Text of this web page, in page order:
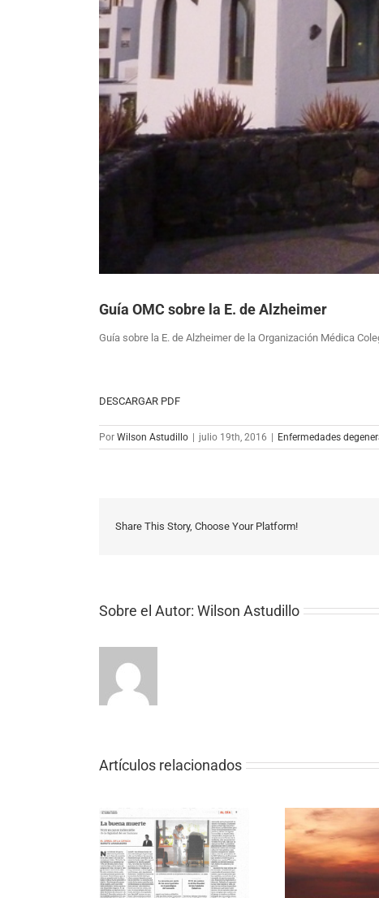
Guía OMC sobre la E. de Alzheimer
Guía sobre la E. de Alzheimer de la Organización Médica
DESCARGAR PDF
Por Wilson Astudillo | julio 19th, 2016 | Enfermedades
Share This Story, Choose Your Platform!
Sobre el Autor: Wilson Astudillo
Artículos relacionados
Bouquin Cancer complet
for the